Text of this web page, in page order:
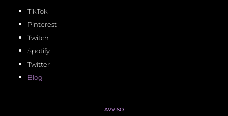
TikTok
Pinterest
Twitch
Spotify
Twitter
Blog
AVVISO